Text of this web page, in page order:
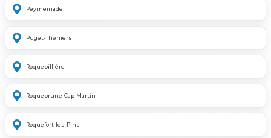
Peymeinade
Puget-Théniers
Roquebillière
Roquebrune-Cap-Martin
Roquefort-les-Pins